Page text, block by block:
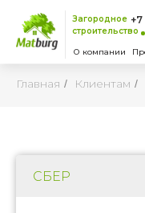
О компании
Загородное
строительство
Главная / Клиентам /